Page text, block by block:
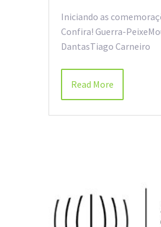
Iniciando as
Confira! Guerra-
DantasTiago Carneiro
Read More